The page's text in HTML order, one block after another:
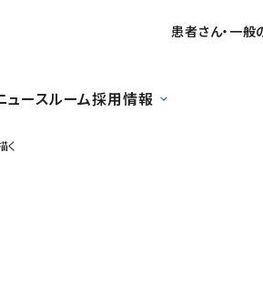
患者さん・一般
ュースルーム採用情報
く
－軸を持ってキャリアを描く